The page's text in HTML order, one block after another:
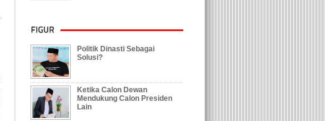
Politik Dinasti Sebagai
Solusi?
Ketika Calon Dewan
Mendukung Calon Presiden
Lain